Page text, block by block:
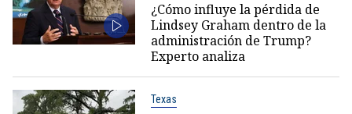
¿Cómo influye la pérdida de
Lindsey Graham dentro de la
administración de Trump?
Experto analiza
Texas